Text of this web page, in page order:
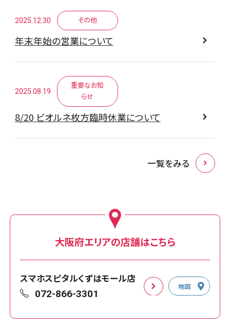
一覧をみる
2025.12.30 その他
年末年始の営業について
2025.08.19
重要なお知
らせ
8/20 ビオルネ枚方臨時休業について
大阪府エリアの店舗はこちら
スマホスピタルくずはモール店
072-866-3301
地図